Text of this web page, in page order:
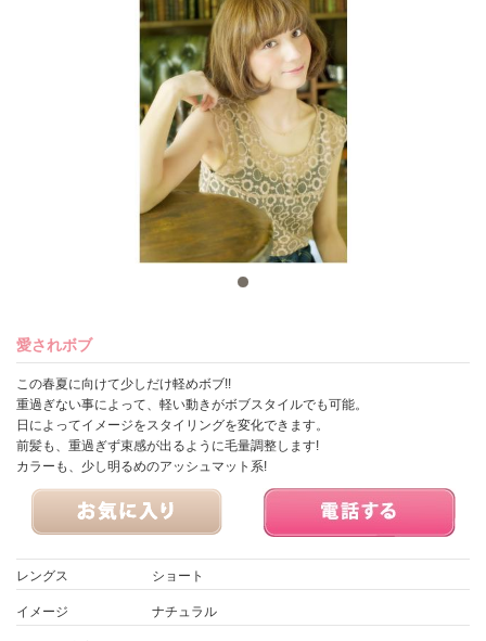
愛されボブ
この春夏に向けて少しだけ軽めボブ!!
重過ぎない事によって、軽い動きがボブスタイルでも可能。
日によってイメージをスタイリングを変化できます。
前髪も、重過ぎず束感が出るように毛量調整します!
カラーも、少し明るめのアッシュマット系!
レングス
ショート
イメージ
ナチュラル